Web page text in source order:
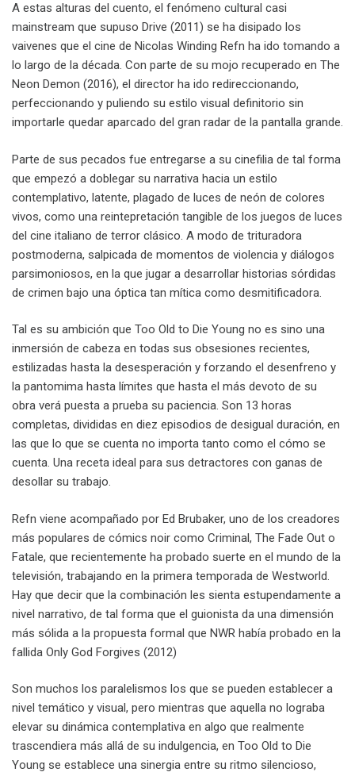
A estas alturas del cuento, el fenómeno cultural casi
mainstream que supuso Drive (2011) se ha disipado los
vaivenes que el cine de Nicolas Winding Refn ha ido tomando a
lo largo de la década. Con parte de su mojo recuperado en The
Neon Demon (2016), el director ha ido redireccionando,
perfeccionando y puliendo su estilo visual definitorio sin
importarle quedar aparcado del gran radar de la pantalla grande.
Parte de sus pecados fue entregarse a su cinefilia de tal forma
que empezó a doblegar su narrativa hacia un estilo
contemplativo, latente, plagado de luces de neón de colores
vivos, como una reintepretación tangible de los juegos de luces
del cine italiano de terror clásico. A modo de trituradora
postmoderna, salpicada de momentos de violencia y diálogos
parsimoniosos, en la que jugar a desarrollar historias sórdidas
de crimen bajo una óptica tan mítica como desmitificadora.
Tal es su ambición que Too Old to Die Young no es sino una
inmersión de cabeza en todas sus obsesiones recientes,
estilizadas hasta la desesperación y forzando el desenfreno y
la pantomima hasta límites que hasta el más devoto de su
obra verá puesta a prueba su paciencia. Son 13 horas
completas, divididas en diez episodios de desigual duración, en
las que lo que se cuenta no importa tanto como el cómo se
cuenta. Una receta ideal para sus detractores con ganas de
desollar su trabajo.
Refn viene acompañado por Ed Brubaker, uno de los creadores
más populares de cómics noir como Criminal, The Fade Out o
Fatale, que recientemente ha probado suerte en el mundo de la
televisión, trabajando en la primera temporada de Westworld.
Hay que decir que la combinación les sienta estupendamente a
nivel narrativo, de tal forma que el guionista da una dimensión
más sólida a la propuesta formal que NWR había probado en la
fallida Only God Forgives (2012)
Son muchos los paralelismos los que se pueden establecer a
nivel temático y visual, pero mientras que aquella no lograba
elevar su dinámica contemplativa en algo que realmente
trascendiera más allá de su indulgencia, en Too Old to Die
Young se establece una sinergia entre su ritmo silencioso,